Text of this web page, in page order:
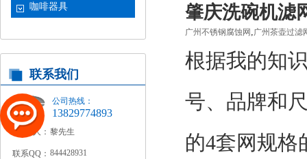
咖啡器具
联系我们
公司热线：
13829774893
联系人： 黎先生
联系QQ： 844428931
肇庆洗碗机滤
广州不锈钢腐蚀网 ,广州茶壶过滤
根据我的知
号、品牌和
的4套网规格